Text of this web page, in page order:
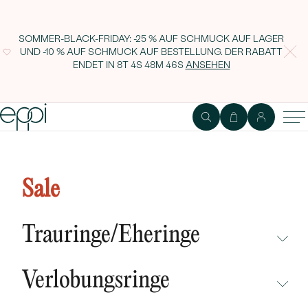
SOMMER-BLACK-FRIDAY: -25 % AUF SCHMUCK AUF LAGER
UND -10 % AUF SCHMUCK AUF BESTELLUNG. DER RABATT
ENDET IN 8T 4S 48M 46S ANSEHEN
Sale
Trauringe/Eheringe
NEUHEITEN
Verlobungsringe
zertifiziertem Diamanten Ilisha